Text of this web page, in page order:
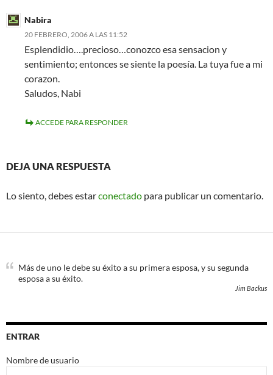
Nabira
20 FEBRERO, 2006 A LAS 11:52
Esplendidio….precioso…conozco esa sensacion y
sentimiento; entonces se siente la poesía. La tuya fue a mi
corazon.
Saludos, Nabi
ACCEDE PARA RESPONDER
DEJA UNA RESPUESTA
Lo siento, debes estarconectado para publicar un comentario.
Más de uno le debe su éxito a su primera esposa, y su segunda
esposa a su éxito.
Jim Backus
ENTRAR
Nombre de usuario